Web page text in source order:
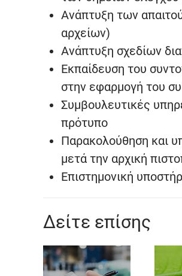
Ανάπτυξη των
αρχείων)
Ανάπτυξη σχεδίων
Εκπαίδευση του
στην εφαρμογή του
Συμβουλευτικές
πρότυπο
Παρακολούθηση και
μετά την αρχική
Επιστημονική
Δείτε επίσης